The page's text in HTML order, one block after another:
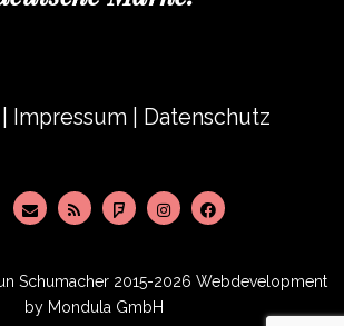
Impressum Datenschutz
Schumacher 2015-2026 Webdevelopment
by Mondula GmbH